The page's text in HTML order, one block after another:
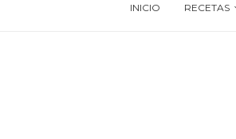
INICIO RECETAS